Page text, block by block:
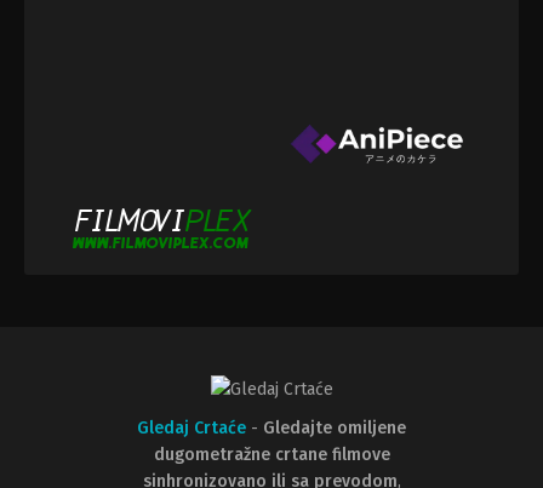
Gledaj Crtaće - Gledajte omiljene
dugometražne crtane filmove
sinhronizovano ili sa prevodom,